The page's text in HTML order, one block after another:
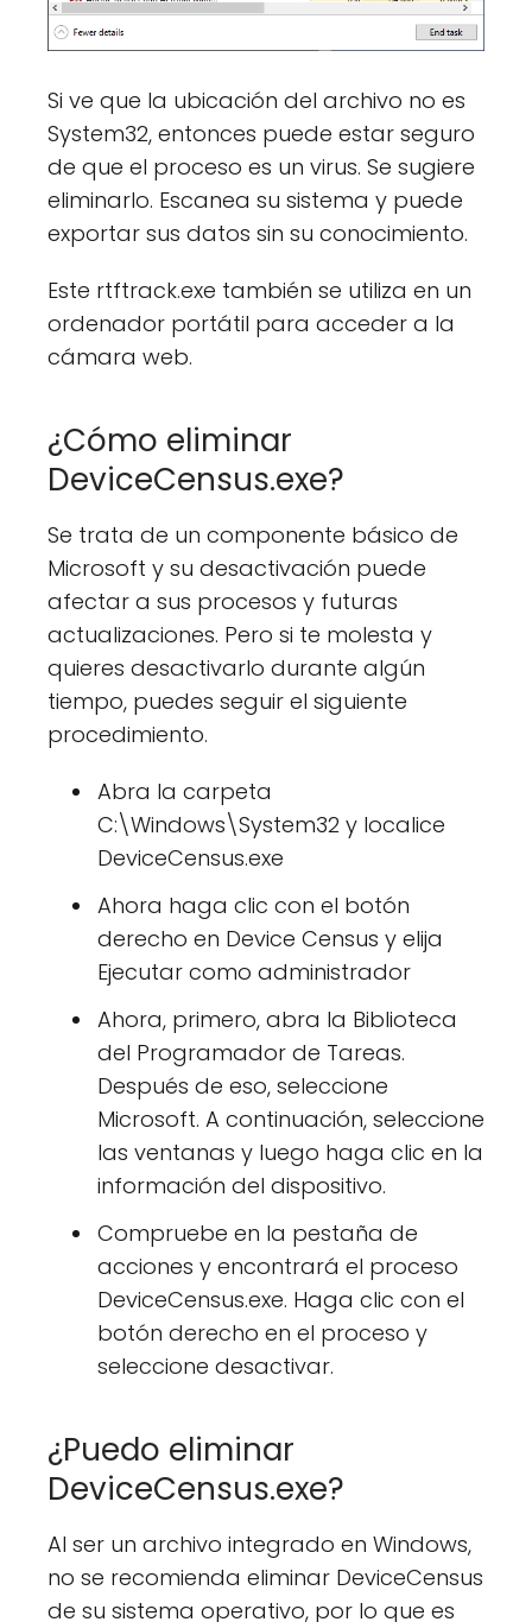
Si ve que la ubicación del archivo no es
System32, entonces puede estar seguro
de que el proceso es un virus. Se sugiere
eliminarlo. Escanea su sistema y puede
exportar sus datos sin su conocimiento.
Este rtftrack.exe también se utiliza en un
ordenador portátil para acceder a la
cámara web.
¿Cómo eliminar
DeviceCensus.exe?
Se trata de un componente básico de
Microsoft y su desactivación puede
afectar a sus procesos y futuras
actualizaciones. Pero si te molesta y
quieres desactivarlo durante algún
tiempo, puedes seguir el siguiente
procedimiento.
Abra la carpeta
C:\Windows\System32 y localice
DeviceCensus.exe
Ahora haga clic con el botón
derecho en Device Census y elija
Ejecutar como administrador
Ahora, primero, abra la Biblioteca
del Programador de Tareas.
Después de eso, seleccione
Microsoft. A continuación, seleccione
las ventanas y luego haga clic en la
información del dispositivo.
Compruebe en la pestaña de
acciones y encontrará el proceso
DeviceCensus.exe. Haga clic con el
botón derecho en el proceso y
seleccione desactivar.
¿Puedo eliminar
DeviceCensus.exe?
Al ser un archivo integrado en Windows,
no se recomienda eliminar DeviceCensus
de su sistema operativo, por lo que es